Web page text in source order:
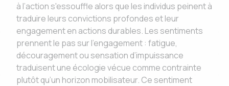
à l’action s'essouffle alors que les individus peinent à
traduire leurs convictions profondes et leur
engagement en actions durables. Les sentiments
prennent le pas sur l’engagement : fatigue,
découragement ou sensation d’impuissance
traduisent une écologie vécue comme contrainte
plutôt qu’un horizon mobilisateur. Ce sentiment